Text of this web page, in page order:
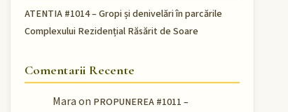
ATENTIA #1014 – Gropi și denivelări în parcările
Complexului Rezidențial Răsărit de Soare
Comentarii Recente
Maraon PROPUNEREA #1011 –